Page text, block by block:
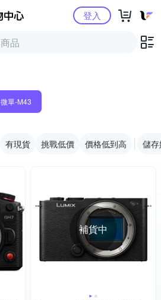
Yahoo購物中心登入
微單-M43
有現貨 挑戰低價 價格低到高 儲
補貨中